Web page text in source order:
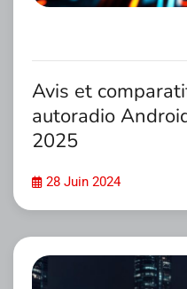
Avis et
autoradio
2025
28 Juin 2024